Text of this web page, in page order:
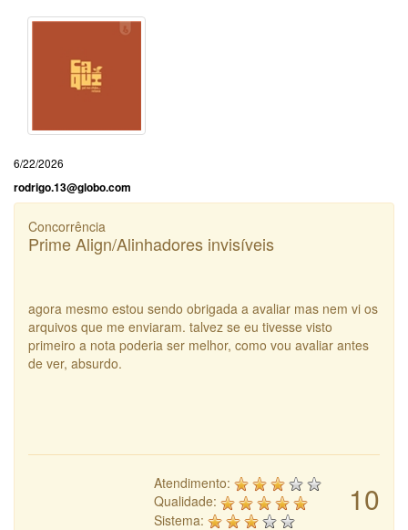
6/22/2026
rodrigo.13@globo.com
Concorrência
Prime Align/Alinhadores invisíveis
agora mesmo estou sendo obrigada a avaliar mas nem vi os
arquivos que me enviaram. talvez se eu tivesse visto
primeiro a nota poderia ser melhor, como vou avaliar antes
de ver, absurdo.
10
Atendimento:
Qualidade:
Sistema: